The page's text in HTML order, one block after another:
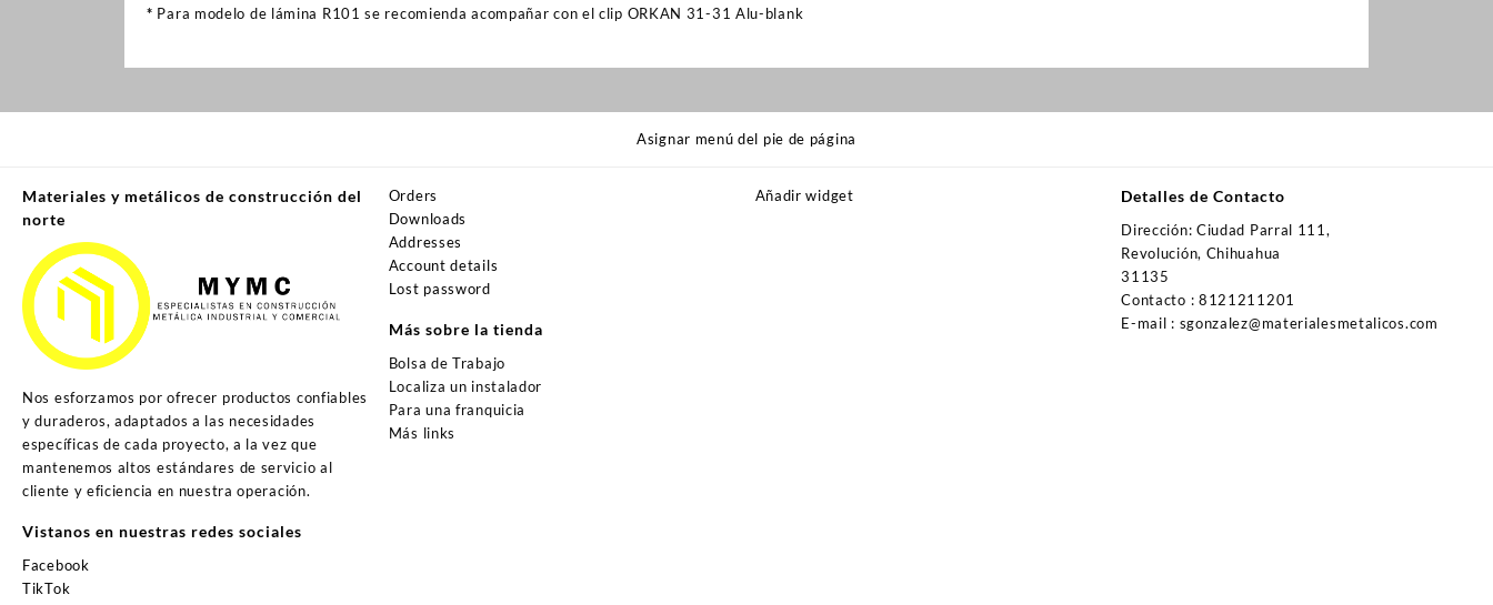
* Para modelo de lámina R101 se recomienda acompañar con el clip ORKAN 31-31 Alu-blank
Asignar menú del pie de página
Materiales y metálicos de construcción del
norte
Nos esforzamos por ofrecer productos confiables
y duraderos, adaptados a las necesidades
específicas de cada proyecto, a la vez que
mantenemos altos estándares de servicio al
cliente y eficiencia en nuestra operación.
Vistanos en nuestras redes sociales
Facebook
TikTok
Orders
Downloads
Addresses
Account details
Lost password
Más sobre la tienda
Bolsa de Trabajo
Localiza un instalador
Para una franquicia
Más links
Añadir widget Detalles de Contacto
Dirección: Ciudad Parral 111,
Revolución, Chihuahua
31135
Contacto : 8121211201
E-mail : sgonzalez@materialesmetalicos.com